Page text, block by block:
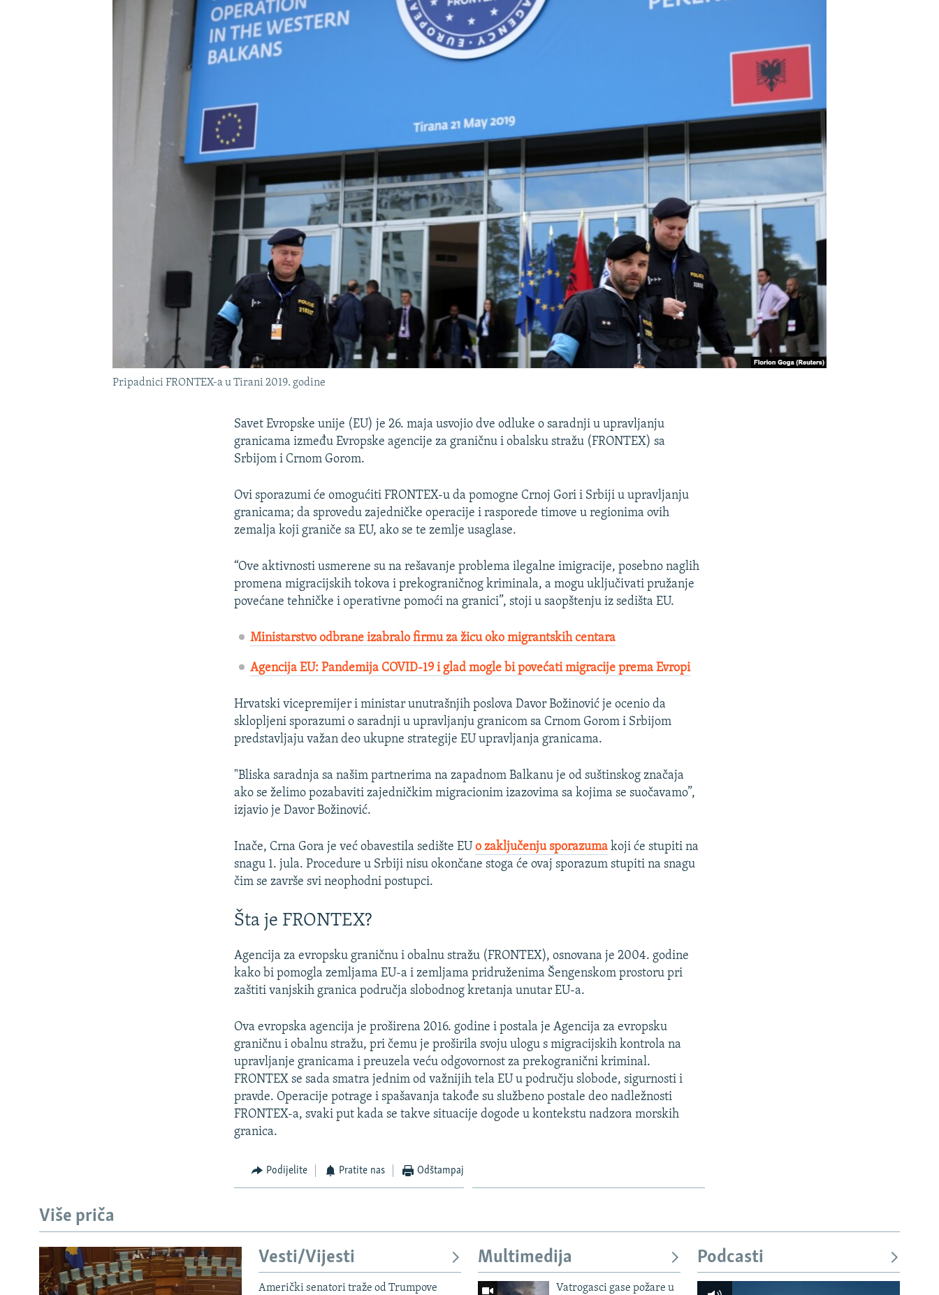
Pripadnici FRONTEX-a u Tirani 2019. godine
Savet Evropske unije (EU) je 26. maja usvojio dve odluke o saradnji u upravljanju
granicama između Evropske agencije za graničnu i obalsku stražu (FRONTEX) sa
Srbijom i Crnom Gorom.
Ovi sporazumi će omogućiti FRONTEX-u da pomogne Crnoj Gori i Srbiji u upravljanju
granicama; da sprovedu zajedničke operacije i rasporede timove u regionima ovih
zemalja koji graniče sa EU, ako se te zemlje usaglase.
“Ove aktivnosti usmerene su na rešavanje problema ilegalne imigracije, posebno naglih
promena migracijskih tokova i prekograničnog kriminala, a mogu uključivati pružanje
povećane tehničke i operativne pomoći na granici”, stoji u saopštenju iz sedišta EU.
Ministarstvo odbrane izabralo firmu za žicu oko migrantskih centara
Agencija EU: Pandemija COVID-19 i glad mogle bi povećati migracije prema Evropi
Hrvatski vicepremijer i ministar unutrašnjih poslova Davor Božinović je ocenio da
sklopljeni sporazumi o saradnji u upravljanju granicom sa Crnom Gorom i Srbijom
predstavljaju važan deo ukupne strategije EU upravljanja granicama.
"Bliska saradnja sa našim partnerima na zapadnom Balkanu je od suštinskog značaja
ako se želimo pozabaviti zajedničkim migracionim izazovima sa kojima se suočavamo”,
izjavio je Davor Božinović.
Inače, Crna Gora je već obavestila sedište EUo zaključenju sporazuma koji će stupiti na
snagu 1. jula. Procedure u Srbiji nisu okončane stoga će ovaj sporazum stupiti na snagu
čim se završe svi neophodni postupci.
Šta je FRONTEX?
Agencija za evropsku graničnu i obalnu stražu (FRONTEX), osnovana je 2004. godine
kako bi pomogla zemljama EU-a i zemljama pridruženima Šengenskom prostoru pri
zaštiti vanjskih granica područja slobodnog kretanja unutar EU-a.
Ova evropska agencija je proširena 2016. godine i postala je Agencija za evropsku
graničnu i obalnu stražu, pri čemu je proširila svoju ulogu s migracijskih kontrola na
upravljanje granicama i preuzela veću odgovornost za prekogranični kriminal.
FRONTEX se sada smatra jednim od važnijih tela EU u području slobode, sigurnosti i
pravde. Operacije potrage i spašavanja takođe su službeno postale deo nadležnosti
FRONTEX-a, svaki put kada se takve situacije dogode u kontekstu nadzora morskih
granica.
Podijelite Pratite nas Odštampaj
Više priča
Vesti/Vijesti
Američki senatori traže od Trumpove
Multimedija
Vatrogasci gase požare u
Podcasti